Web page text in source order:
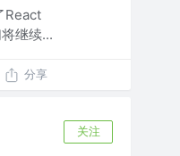
React
继续...
分享
关注